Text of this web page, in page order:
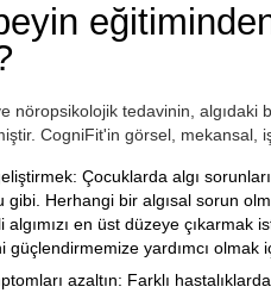
nöropsikolojik tedavinin, algıdaki
CogniFit'in görsel, mekansal,
Çocuklarda algı
gibi. Herhangi bir algısal sorun
en üst düzeye çıkarmak
güçlendirmemize yardımcı olmak
azaltın: Farklı